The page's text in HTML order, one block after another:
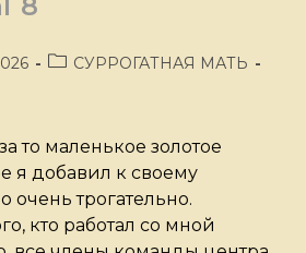
СУРРОГАТНАЯ МАТЬ
то маленькое золотое
я добавил к своему
очень трогательно.
кто работал со мной